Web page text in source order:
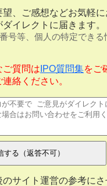
望、ご感想などお気軽
イレクトに届きます。
号等、個人の特定できる
ご質問は IPO質問集をご
連絡ください。
サイト運営の参考にさ